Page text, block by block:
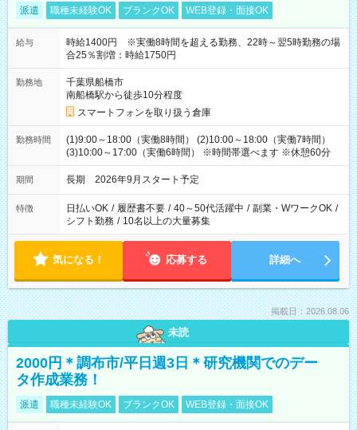
派遣 職種未経験OK ブランクOK WEB登録・面接OK
給与
時給1400円 ※実働8時間を超える勤務、22時～翌5時勤務の場
合25％割増：時給1750円
勤務地
千葉県船橋市
南船橋駅から徒歩10分程度
スマートフォンを取り扱う倉庫
勤務時間
(1)9:00～18:00（実働8時間） (2)10:00～18:00（実働7時間）
(3)10:00～17:00（実働6時間） ※時間帯選べます ※休憩60分
期間 長期 2026年9月スタート予定
特徴 日払いOK / 履歴書不要 / 40～50代活躍中 / 副業・WワークOK /
シフト勤務 / 10名以上の大量募集
気になる！ 応募する 詳細へ
掲載日：2026.08.06
未読
2000円＊調布市/平日週3日＊研究機関でのデー
タ作成業務！
派遣 職種未経験OK ブランクOK WEB登録・面接OK